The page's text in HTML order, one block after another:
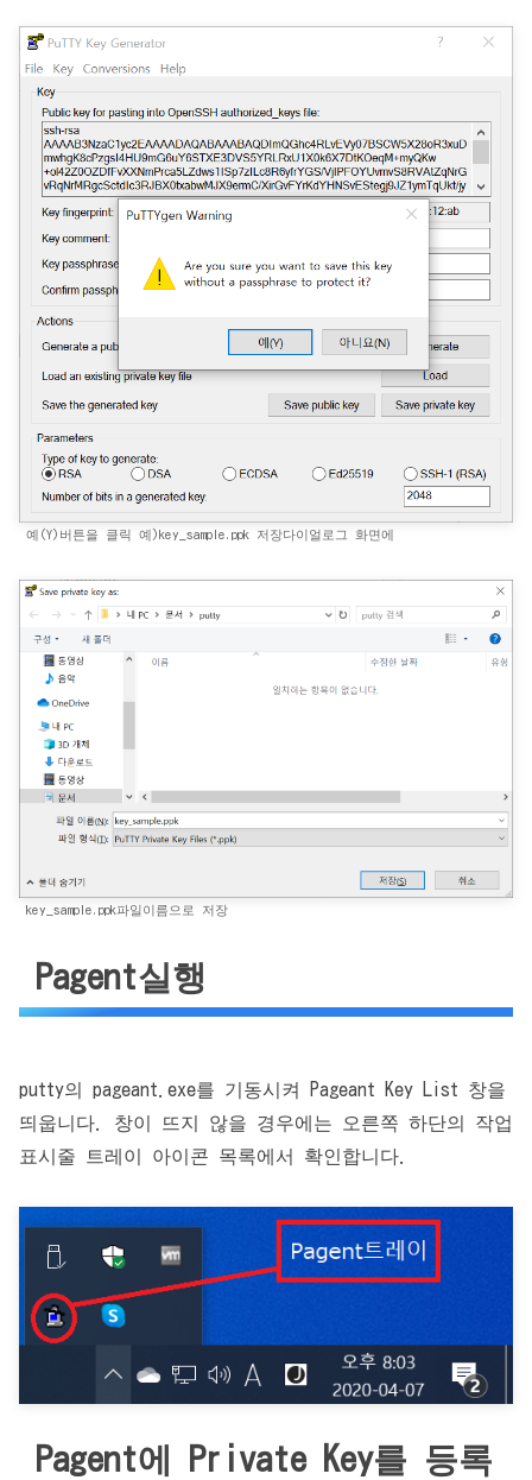
예(Y)버튼을 클릭 예)key_sample.ppk 저장다이얼로그 화면에
key_sample.ppk파일이름으로 저장
Pagent실행
putty의 pageant.exe를 기동시켜 Pageant Key List 창을
띄웁니다. 창이 뜨지 않을 경우에는 오른쪽 하단의 작업
표시줄 트레이 아이콘 목록에서 확인합니다.
Pagent에 Private Key를 등록